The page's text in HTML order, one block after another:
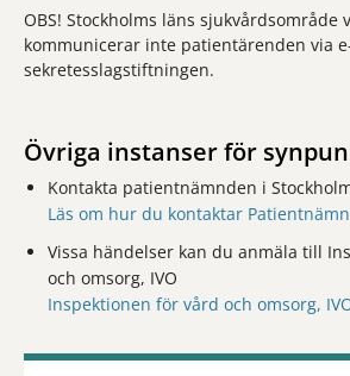
OBS! Stockholms läns sjukvårdsområde
kommunicerar inte patientärenden via
sekretesslagstiftningen.
Övriga instanser för
Kontakta patientnämnden i
Läs om hur du kontaktar
Vissa händelser kan du anmäla till
och omsorg, IVO
Inspektionen för vård och omsorg,